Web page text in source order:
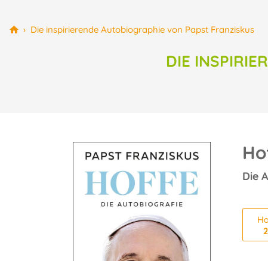
› Die inspirierende Autobiographie von Papst Franziskus
DIE
Die